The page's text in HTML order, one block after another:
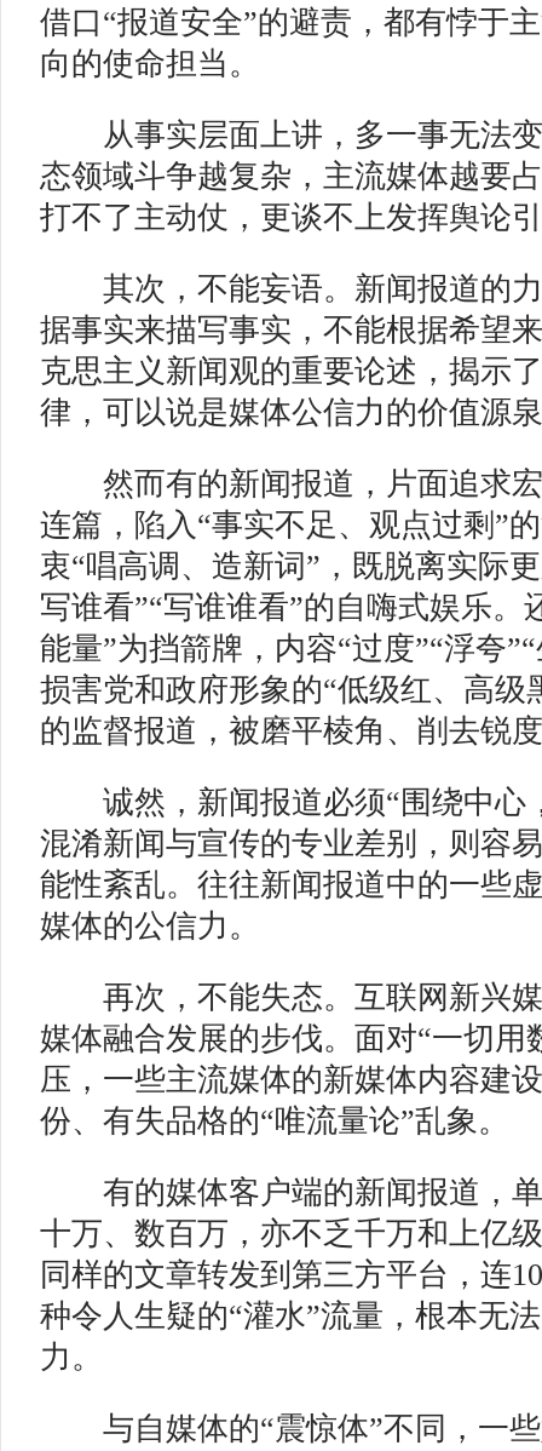
借口“报道安全”的避责，都有悖于
向的使命担当。
从事实层面上讲，多一事无法变
态领域斗争越复杂，主流媒体越要
打不了主动仗，更谈不上发挥舆论
其次，不能妄语。新闻报道的力
据事实来描写事实，不能根据希望
克思主义新闻观的重要论述，揭示
律，可以说是媒体公信力的价值源
然而有的新闻报道，片面追求宏
连篇，陷入“事实不足、观点过剩”
衷“唱高调、造新词”，既脱离实际
写谁看”“写谁谁看”的自嗨式娱乐。
能量”为挡箭牌，内容“过度”“浮夸
损害党和政府形象的“低级红、高级
的监督报道，被磨平棱角、削去
诚然，新闻报道必须“围绕中心
混淆新闻与宣传的专业差别，则容
能性紊乱。往往新闻报道中的一些
媒体的公信力。
再次，不能失态。互联网新兴媒
媒体融合发展的步伐。面对“一切用
压，一些主流媒体的新媒体内容建
份、有失品格的“唯流量论”乱象。
有的媒体客户端的新闻报道，单
十万、数百万，亦不乏千万和上亿
同样的文章转发到第三方平台，连
种令人生疑的“灌水”流量，根本无
力。
与自媒体的“震惊体”不同，一些